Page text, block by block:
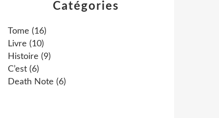
Catégories
Tome (16)
Livre (10)
Histoire (9)
C’est (6)
Death Note (6)